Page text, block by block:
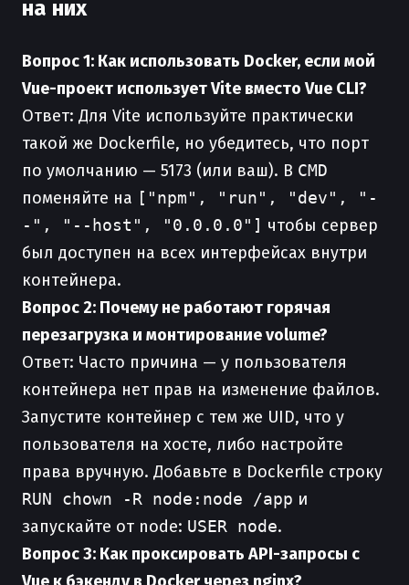
на них
Вопрос 1: Как использовать Docker, если мой
Vue-проект использует Vite вместо Vue CLI?
Ответ: Для Vite используйте практически
такой же Dockerfile, но убедитесь, что порт
по умолчанию — 5173 (или ваш). В CMD
поменяйте на ["npm", "run", "dev", "-
-", "--host", "0.0.0.0"] чтобы сервер
был доступен на всех интерфейсах внутри
контейнера.
Вопрос 2: Почему не работают горячая
перезагрузка и монтирование volume?
Ответ: Часто причина — у пользователя
контейнера нет прав на изменение файлов.
Запустите контейнер с тем же UID, что у
пользователя на хосте, либо настройте
права вручную. Добавьте в Dockerfile строку
RUN chown -R node:node /app и
запускайте от node: USER node.
Вопрос 3: Как проксировать API-запросы с